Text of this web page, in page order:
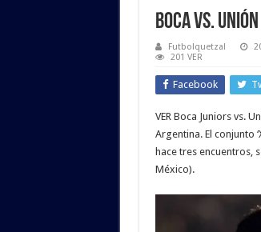
Boca vs.
Futbolquetzal
201 VER
Facebook
VER Boca Juniors vs.
Argentina. El conjunto
hace tres encuentros,
México).